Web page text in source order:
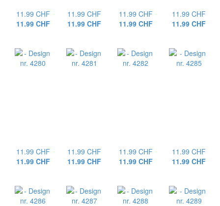
11.99 CHF
11.99 CHF
11.99 CHF
11.99 CHF
11.99 CHF
11.99 CHF
11.99 CHF
11.99 CHF
11.99 CHF
11.99 CHF
11.99 CHF
11.99 CHF
11.99 CHF
11.99 CHF
11.99 CHF
11.99 CHF